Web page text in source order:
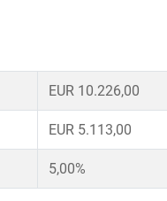
EUR 10.226,00
EUR 5.113,00
5,00%